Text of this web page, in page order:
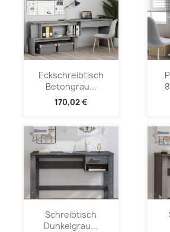
Eckschreibtisch
Betongrau...
170,02 €
Schreibtisch
Dunkelgrau...